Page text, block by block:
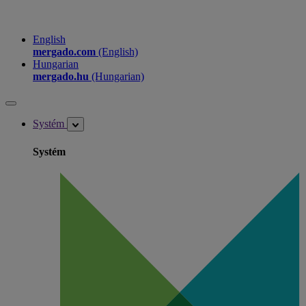
English
mergado.com (English)
Hungarian
mergado.hu (Hungarian)
Systém
Systém